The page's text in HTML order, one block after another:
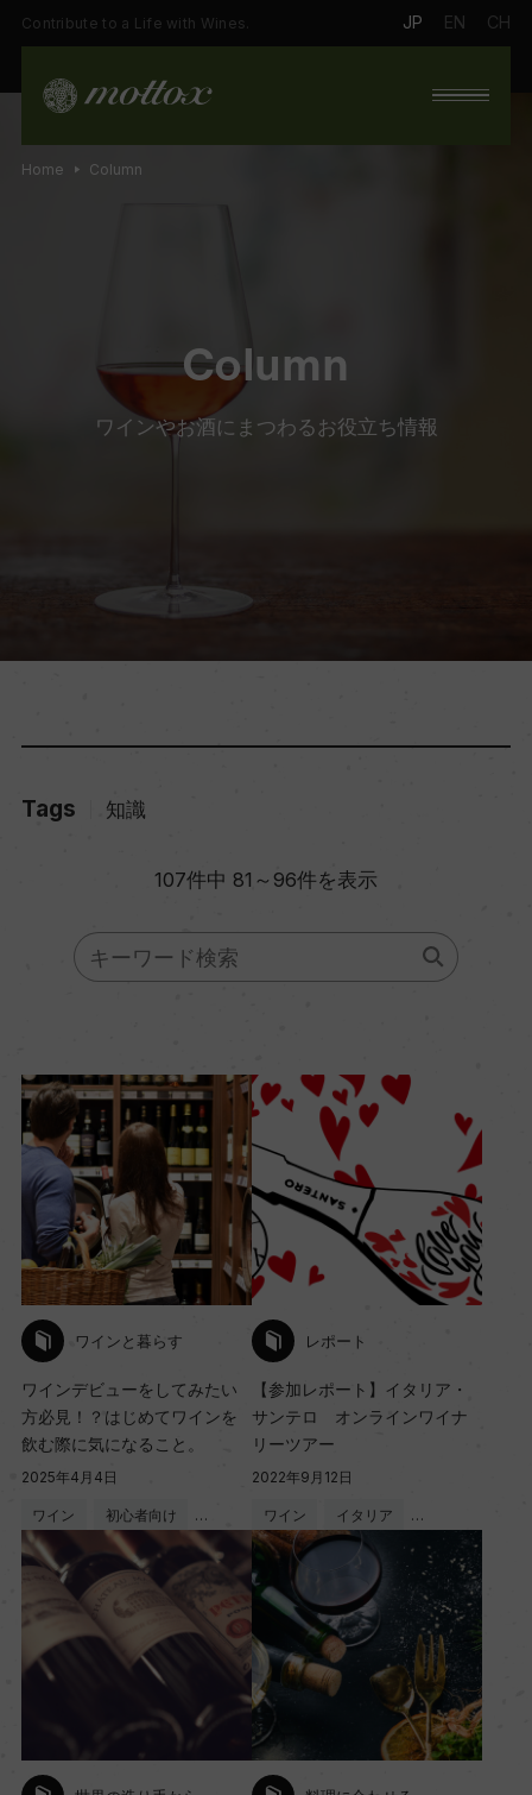
Contribute to a Life with Wines. JP EN CH
Column
ワインやお酒にまつわるお役立ち情報
Home Column
Tags 知識
107件中 81～96件を表示
ワインと暮らす
ワインデビューをしてみたい
方必見！？はじめてワインを
飲む際に気になること。
2025年4月4日
ワイン 初心者向け …
レポート
【参加レポート】イタリア・
サンテロ オンラインワイナ
リーツアー
2022年9月12日
ワイン イタリア …